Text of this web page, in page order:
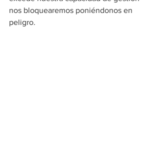
nos bloquearemos poniéndonos en
peligro.